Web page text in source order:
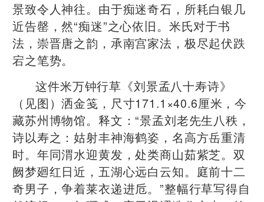
景致令人神往。由于痴迷奇石，所耗白银几
近告罄，然“痴迷”之心依旧。米氏对于书
法，崇晋唐之韵，承南宫家法，极尽起伏跌
宕之笔势。
这件米万钟行草《刘景孟八十寿诗》
（见图）洒金笺，尺寸171.1×40.6厘米，今
藏苏州博物馆。释文：“景孟刘老先生八秩，
诗以寿之：姑射丰神海鹤姿，名高方岳重清
时。年同渭水迎黄发，处类商山茹紫芝。双
阙梦廻红日近，五湖心远白云知。庭前十二
奇男子，争着莱衣递进卮。”整幅行草写得自